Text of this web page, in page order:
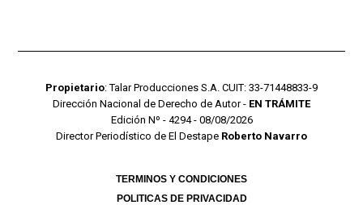
Propietario: Talar Producciones S.A. CUIT: 33-71448833-9
Dirección Nacional de Derecho de Autor - EN TRÁMITE
Edición Nº - 4294 - 08/08/2026
Director Periodístico de El Destape Roberto Navarro
TERMINOS Y CONDICIONES
POLITICAS DE PRIVACIDAD